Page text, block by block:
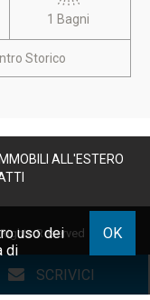
SCRIVICI
1 Bagni
Storico
IMMOBILI ALL'ESTERO
Reserved |
uso dei
di
OK